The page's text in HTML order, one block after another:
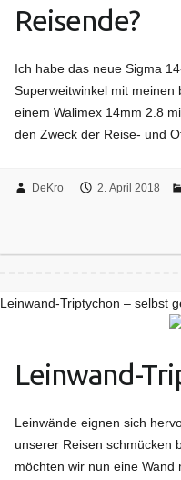
Reisende?
Ich habe das neue Sigma
Superweitwinkel mit
einem Walimex 14mm 2.8
den Zweck der Reise- und
DeKro 2. April 2018
Leinwand-Triptychon – selbst
Leinwand-
Leinwände eignen sich
unserer Reisen schmücken
möchten wir nun eine Wand